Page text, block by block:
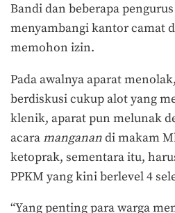
Bandi dan beberapa
menyambangi kantor camat
memohon izin.
Pada awalnya aparat
berdiskusi cukup alot yang
klenik, aparat pun melunak
acaramanganandi makam
ketoprak, sementara itu,
PPKM yang kini berlevel 4
“Yang penting para warga